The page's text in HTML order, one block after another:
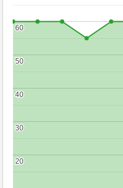
20
20
30
30
40
40
50
50
60
60